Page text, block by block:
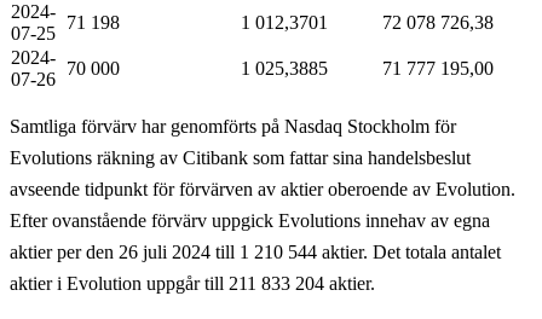
2024-
07-25
71 198 1 012,3701
72 078 726,38
2024-
07-26
70 000 1 025,3885 71 777 195,00
Samtliga förvärv har genomförts på Nasdaq Stockholm för
Evolutions räkning av Citibank som fattar sina handelsbeslut
avseende tidpunkt för förvärven av aktier oberoende av Evolution.
Efter ovanstående förvärv uppgick Evolutions innehav av egna
aktier per den 26 juli 2024 till 1 210 544 aktier. Det totala antalet
aktier i Evolution uppgår till 211 833 204 aktier.